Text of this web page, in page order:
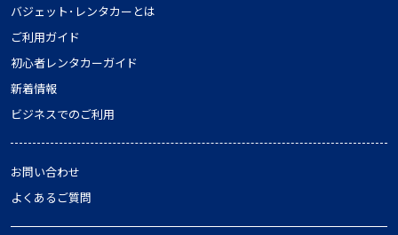
バジェット･レンタカーとは
ご利用ガイド
初心者レンタカーガイド
新着情報
ビジネスでのご利用
お問い合わせ
よくあるご質問